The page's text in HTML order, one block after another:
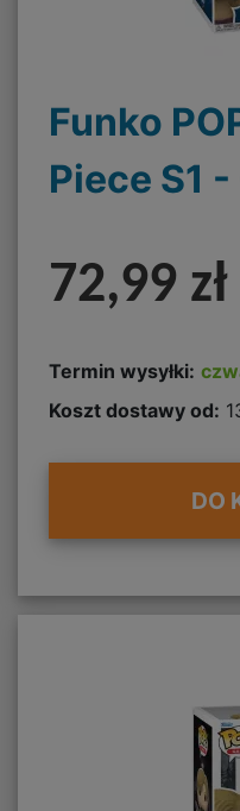
Funko
Piece S1
72,99 zł
Termin wysyłki:
Koszt dostawy od:
DO